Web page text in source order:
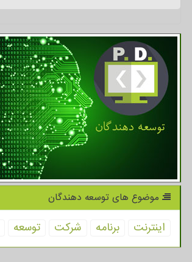
موضوع های توسعه دهندگان
اینترنت برنامه شركت توسعه